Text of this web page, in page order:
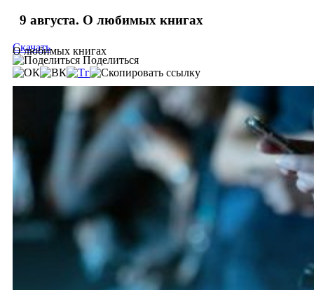
9 августа. О любимых книгах
О любимых книгах
Скачать
Поделиться